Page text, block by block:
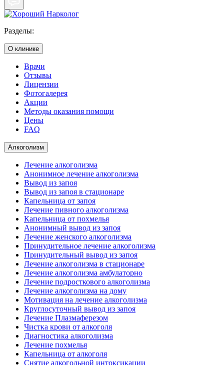
Разделы:
О клинике
Врачи
Отзывы
Лицензии
Фотогалерея
Акции
Методы оказания помощи
Цены
FAQ
Алкоголизм
Лечение алкоголизма
Анонимное лечение алкоголизма
Вывод из запоя
Вывод из запоя в стационаре
Капельница от запоя
Лечение пивного алкоголизма
Капельница от похмелья
Анонимный вывод из запоя
Лечение женского алкоголизма
Принудительное лечение алкоголизма
Принудительный вывод из запоя
Лечение алкоголизма в стационаре
Лечение алкоголизма амбулаторно
Лечение подросткового алкоголизма
Лечение алкоголизма на дому
Мотивация на лечение алкоголизма
Круглосуточный вывод из запоя
Лечение Плазмаферезом
Чистка крови от алкоголя
Диагностика алкоголизма
Лечение похмелья
Капельница от алкоголя
Снятие алкогольной интоксикации